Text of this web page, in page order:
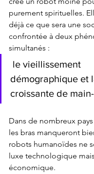
purement spirituelles.
déjà ce que sera une
confrontée à deux
simultanés :
démographique et
croissante de
Dans de nombreux
les bras manqueront
robots humanoïdes ne
luxe technologique
économique.